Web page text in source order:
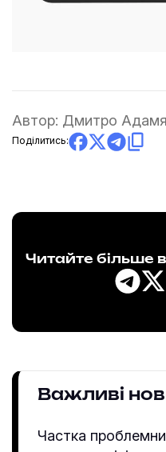
Автор: Дмитро
Поділитись:
Читайте більше
Важливі
Частка